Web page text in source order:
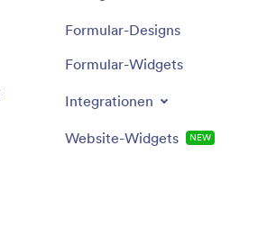
Formular-Designs
Formular-Widgets
Integrationen
Website-Widgets NEW